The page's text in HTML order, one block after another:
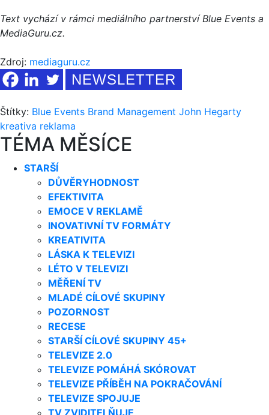
Text vychází v rámci mediálního partnerství Blue Events a
MediaGuru.cz.
Zdroj: mediaguru.cz
NEWSLETTER
Štítky: Blue Events Brand Management John Hegarty
kreativa reklama
TÉMA MĚSÍCE
STARŠÍ
DŮVĚRYHODNOST
EFEKTIVITA
EMOCE V REKLAMĚ
INOVATIVNÍ TV FORMÁTY
KREATIVITA
LÁSKA K TELEVIZI
LÉTO V TELEVIZI
MĚŘENÍ TV
MLADÉ CÍLOVÉ SKUPINY
POZORNOST
RECESE
STARŠÍ CÍLOVÉ SKUPINY 45+
TELEVIZE 2.0
TELEVIZE POMÁHÁ SKÓROVAT
TELEVIZE PŘÍBĚH NA POKRAČOVÁNÍ
TELEVIZE SPOJUJE
TV ZVIDITELŇUJE